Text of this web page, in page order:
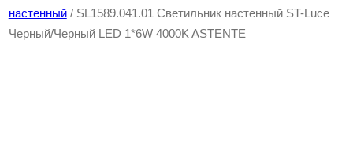
настенный/ SL1589.041.01 Светильник настенный ST-Luce
Черный/Черный LED 1*6W 4000K ASTENTE